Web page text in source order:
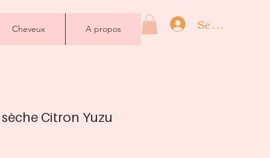
Cheveux A propos Se connecter
Citron Yuzu